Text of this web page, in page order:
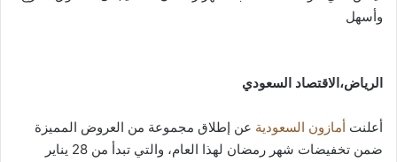
وأسهل
الرياض،الاقتصاد السعودي
أعلنت أمازون السعودية عن إطلاق مجموعة من العروض المميزة
ضمن تخفيضات شهر رمضان لهذا العام، والتي تبدأ من 28 يناير